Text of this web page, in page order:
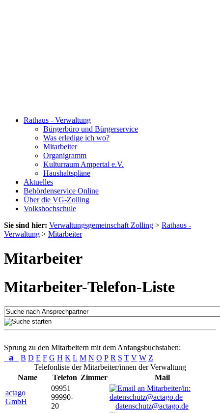
Rathaus - Verwaltung
Bürgerbüro und Bürgerservice
Was erledige ich wo?
Mitarbeiter
Organigramm
Kulturraum Ampertal e.V.
Haushaltspläne
Aktuelles
Behördenservice Online
Über die VG-Zolling
Volkshochschule
Sie sind hier: Verwaltungsgemeinschaft Zolling > Rathaus -
Verwaltung > Mitarbeiter
Mitarbeiter
Mitarbeiter-Telefon-Liste
Sprung zu den Mitarbeitern mit dem Anfangsbuchstaben:
a B D E F G H K L M N O P R S T V W Z
Telefonliste der Mitarbeiter/innen der Verwaltung
Name
Telefon Zimmer
Mail
actago
GmbH
09951
99990-
20
datenschutz@actago.de